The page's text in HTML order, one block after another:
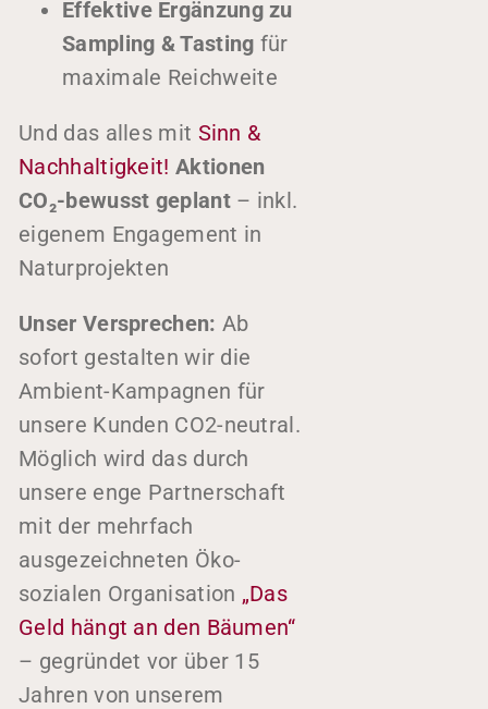
Effektive Ergänzung zu
Sampling & Tasting für
maximale Reichweite
Und das alles mit Sinn &
Nachhaltigkeit! Aktionen
CO₂-bewusst geplant– inkl.
eigenem Engagement in
Naturprojekten
Unser Versprechen: Ab
sofort gestalten wir die
Ambient-Kampagnen für
unsere Kunden CO2-neutral.
Möglich wird das durch
unsere enge Partnerschaft
mit der mehrfach
ausgezeichneten Öko-
sozialen Organisation „Das
Geld hängt an den Bäumen“
– gegründet vor über 15
Jahren von unserem
Partner werden
Kontakt
Shopper Marketing?